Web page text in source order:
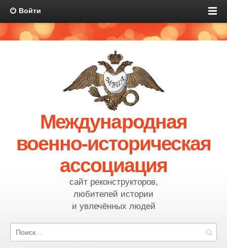
Войти
Международная
военно-историческая
ассоциация
сайт реконструкторов,
любителей истории
и увлечённых людей